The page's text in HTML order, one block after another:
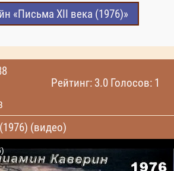
«Письма XII века (1976)»
Рейтинг: 3.0 Голосов: 1
(видео)